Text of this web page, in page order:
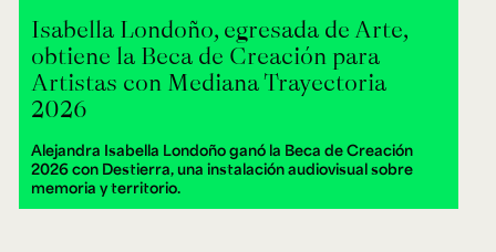
Isabella Londoño, egresada de Arte,
obtiene la Beca de Creación para
Artistas con Mediana Trayectoria
2026
Alejandra Isabella Londoño ganó la Beca de Creación
2026 con Destierra, una instalación audiovisual sobre
memoria y territorio.